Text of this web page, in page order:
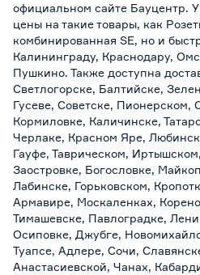
официальном сайте Бауцентр.
цены на такие товары, как
комбинированная SE, но и
Калининграду, Краснодару,
Пушкино. Также доступна
Светлогорске, Балтийске,
Гусеве, Советске, Пионерском,
Кормиловке, Каличинске,
Черлаке, Красном Яре,
Гауфе, Таврическом,
Заостровке, Богословке,
Лабинске, Горьковском,
Армавире, Москаленках,
Тимашевске, Павлоградке,
Осиповке, Джубге,
Туапсе, Адлере, Сочи,
Анастасиевской, Чанах,